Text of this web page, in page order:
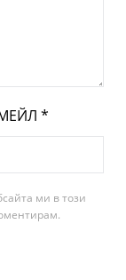
*
ми в този